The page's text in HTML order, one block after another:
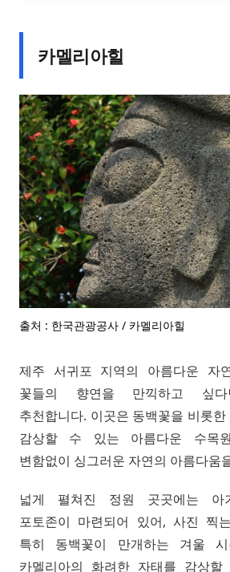
카멜리아힐
출처 : 한국관광공사 / 카멜리아힐
제주 서귀포 지역의 아름다운 자
꽃들의 향연을 만끽하고 싶다
추천합니다. 이곳은 동백꽃을 비롯
감상할 수 있는 아름다운 수목
변함없이 싱그러운 자연의 아름다움
넓게 펼쳐진 정원 곳곳에는 아
포토존이 마련되어 있어, 사진 찍
특히 동백꽃이 만개하는 겨울
카멜리아의 화려한 자태를 감상